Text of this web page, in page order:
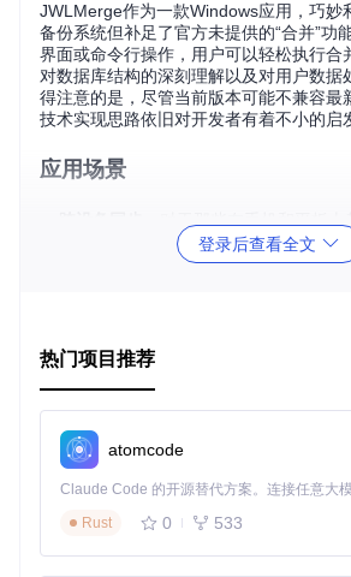
JWLMerge作为一款Windows应用，巧妙
备份系统但补足了官方未提供的“合并”功
界面或命令行操作，用户可以轻松执行合
对数据库结构的深刻理解以及对用户数据
得注意的是，尽管当前版本可能不兼容最
技术实现思路依旧对开发者有着不小的启
应用场景
用户，JWLMerge解决了如何将不同设
人的学习历程。
项目特点
简易操作
力求降低用户的学习成本。
灵活性 ：“便携版”的存在让软件无需安
社区支持：虽然保证持续更新的承诺
登录后查看全文
热门项目推荐
atomcode
Rust
0 533